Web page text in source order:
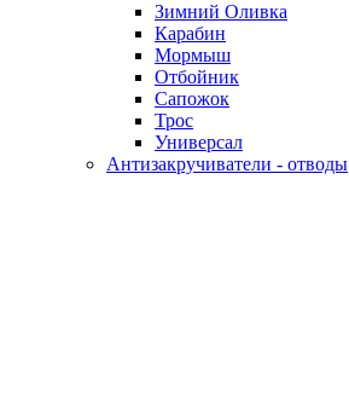
Зимний Оливка
Карабин
Мормыш
Отбойник
Сапожок
Трос
Универсал
Антизакручиватели - отводы